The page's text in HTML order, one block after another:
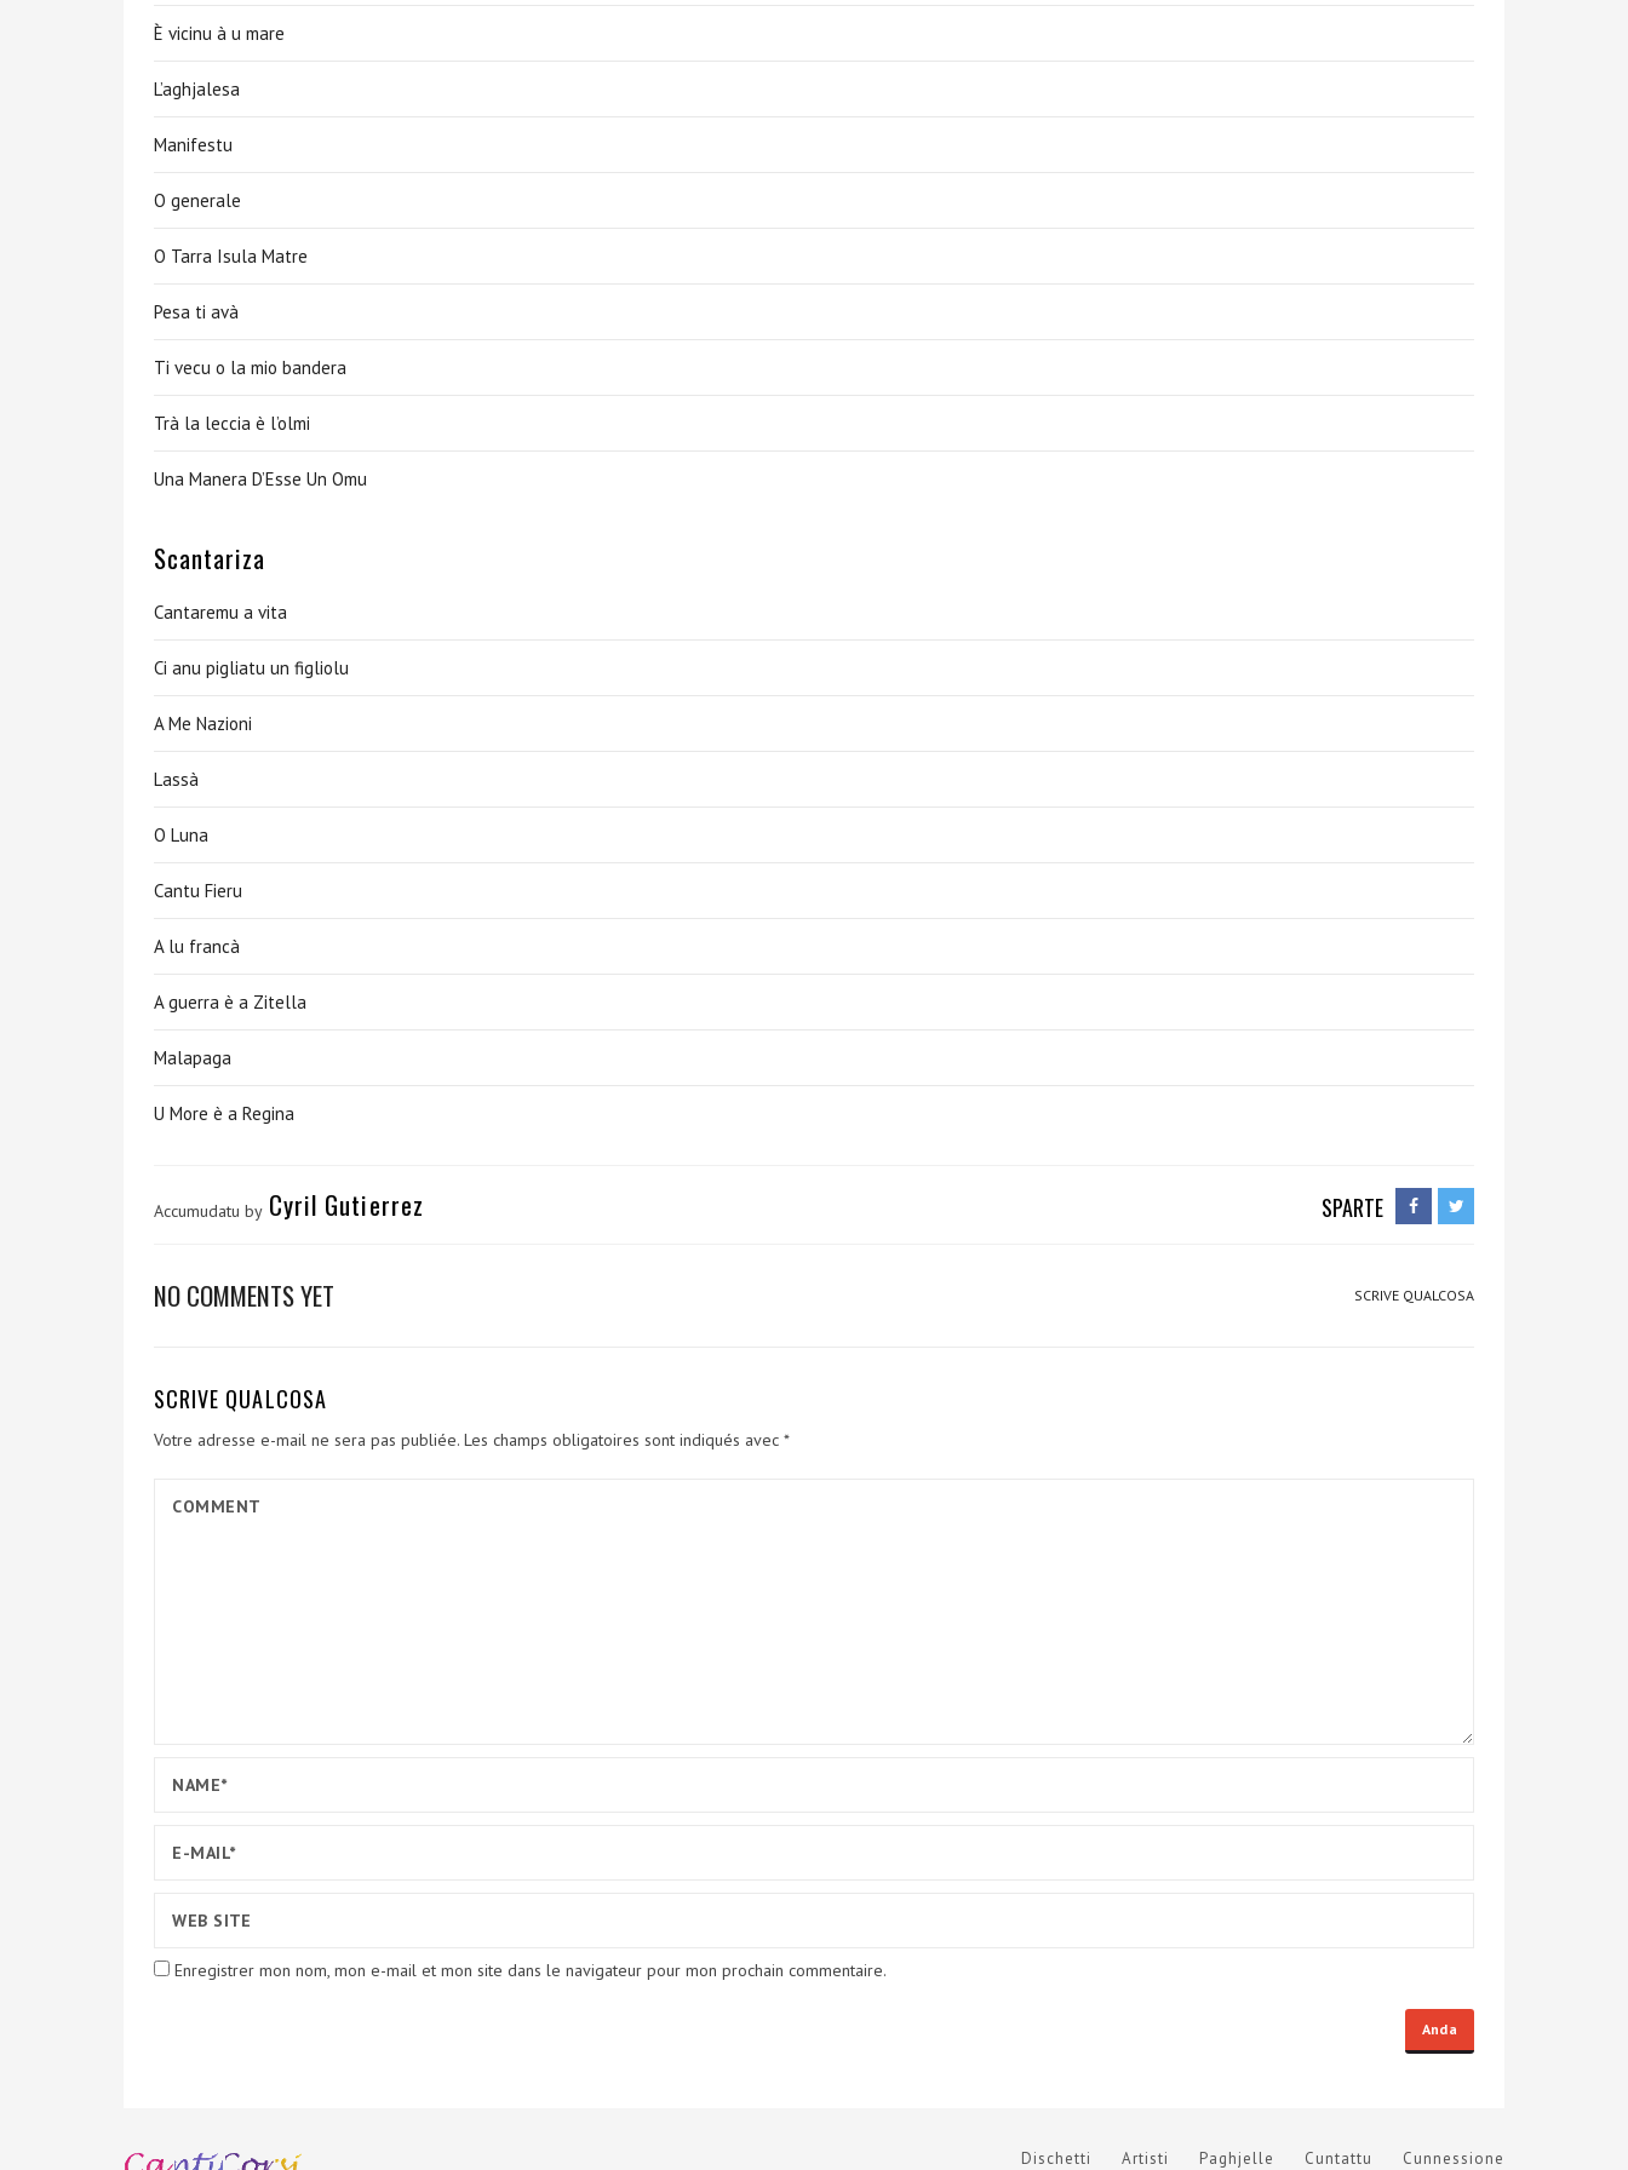
È vicinu à u mare
L’aghjalesa
Manifestu
O generale
O Tarra Isula Matre
Pesa ti avà
Ti vecu o la mio bandera
Trà la leccia è l’olmi
Una Manera D’Esse Un Omu
Scantariza
Cantaremu a vita
Ci anu pigliatu un figliolu
A Me Nazioni
Lassà
O Luna
Cantu Fieru
A lu francà
A guerra è a Zitella
Malapaga
U More è a Regina
Accumudatu by Cyril Gutierrez SPARTE
NO COMMENTS YET SCRIVE QUALCOSA
SCRIVE QUALCOSA
Votre adresse e-mail ne sera pas publiée. Les champs obligatoires sont indiqués avec *
Enregistrer mon nom, mon e-mail et mon site dans le navigateur pour mon prochain commentaire.
Dischetti Artisti Paghjelle Cuntattu Cunnessione